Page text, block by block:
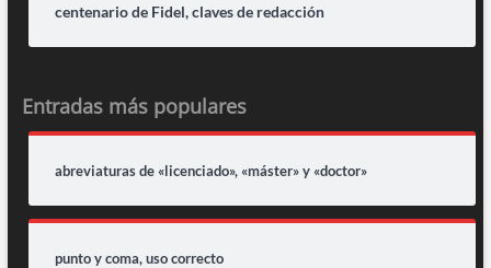
centenario de Fidel, claves de redacción
Entradas más populares
abreviaturas de «licenciado», «máster» y «doctor»
punto y coma, uso correcto